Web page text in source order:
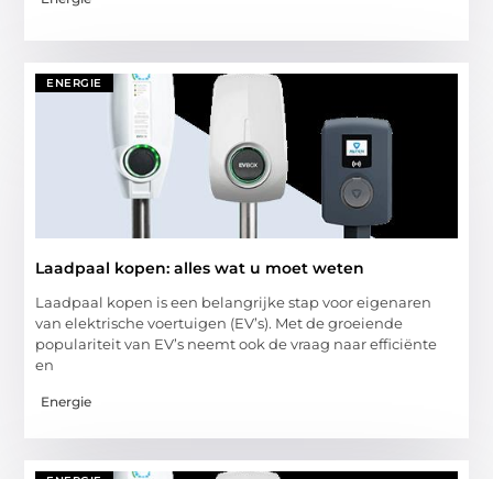
ENERGIE
Laadpaal kopen: alles wat u moet weten
Laadpaal kopen is een belangrijke stap voor eigenaren
van elektrische voertuigen (EV’s). Met de groeiende
populariteit van EV’s neemt ook de vraag naar efficiënte
en
Energie